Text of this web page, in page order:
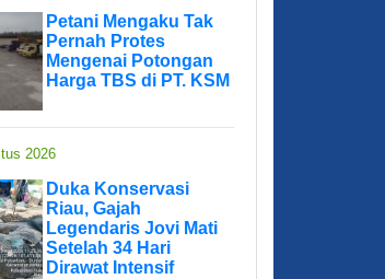
Petani Mengaku Tak
Pernah Protes
Mengenai Potongan
Harga TBS di PT. KSM
2026
Duka Konservasi
Riau, Gajah
Legendaris Jovi Mati
Setelah 34 Hari
Dirawat Intensif